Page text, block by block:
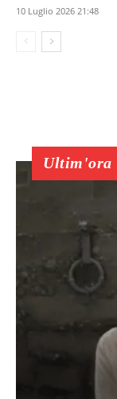
10 Luglio 2026 21:48
Ultim'ora